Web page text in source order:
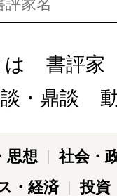
書評家
・鼎談
思想
社会・
・経済 投資